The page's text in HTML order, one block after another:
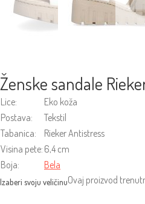
Ženske sandale
Lice:
Eko koža
Postava:
Tekstil
Tabanica:
Rieker Antistress
Visina pete: 6,4 cm
Boja:
Bela
Ovaj proizvod